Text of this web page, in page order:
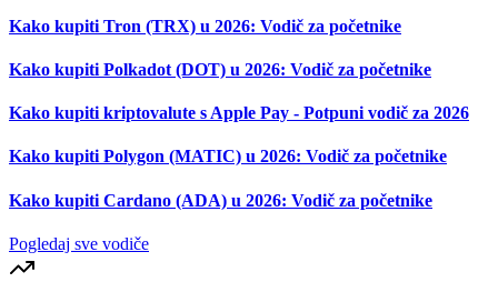
Kako kupiti Tron (TRX) u 2026: Vodič za početnike
Kako kupiti Polkadot (DOT) u 2026: Vodič za početnike
Kako kupiti kriptovalute s Apple Pay - Potpuni vodič za 2026
Kako kupiti Polygon (MATIC) u 2026: Vodič za početnike
Kako kupiti Cardano (ADA) u 2026: Vodič za početnike
Pogledaj sve vodiče